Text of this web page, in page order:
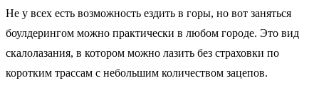
Не у всех есть возможность ездить в горы, но вот заняться
боулдерингом можно практически в любом городе. Это вид
скалолазания, в котором можно лазить без страховки по
коротким трассам с небольшим количеством зацепов.